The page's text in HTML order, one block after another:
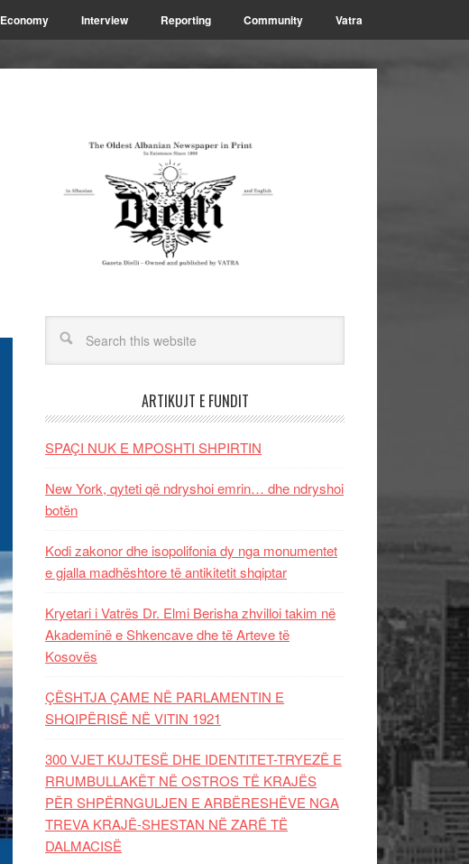
Economy Interview Reporting Community Vatra
ARTIKUJT E FUNDIT
SPAÇI NUK E MPOSHTI SHPIRTIN
New York, qyteti që ndryshoi emrin… dhe ndryshoi
botën
Kodi zakonor dhe isopolifonia dy nga monumentet
e gjalla madhështore të antikitetit shqiptar
Kryetari i Vatrës Dr. Elmi Berisha zhvilloi takim në
Akademinë e Shkencave dhe të Arteve të
Kosovës
ÇËSHTJA ÇAME NË PARLAMENTIN E
SHQIPËRISË NË VITIN 1921
300 VJET KUJTESË DHE IDENTITET-TRYEZË E
RRUMBULLAKËT NË OSTROS TË KRAJËS
PËR SHPËRNGULJEN E ARBËRESHËVE NGA
TREVA KRAJË-SHESTAN NË ZARË TË
DALMACISË